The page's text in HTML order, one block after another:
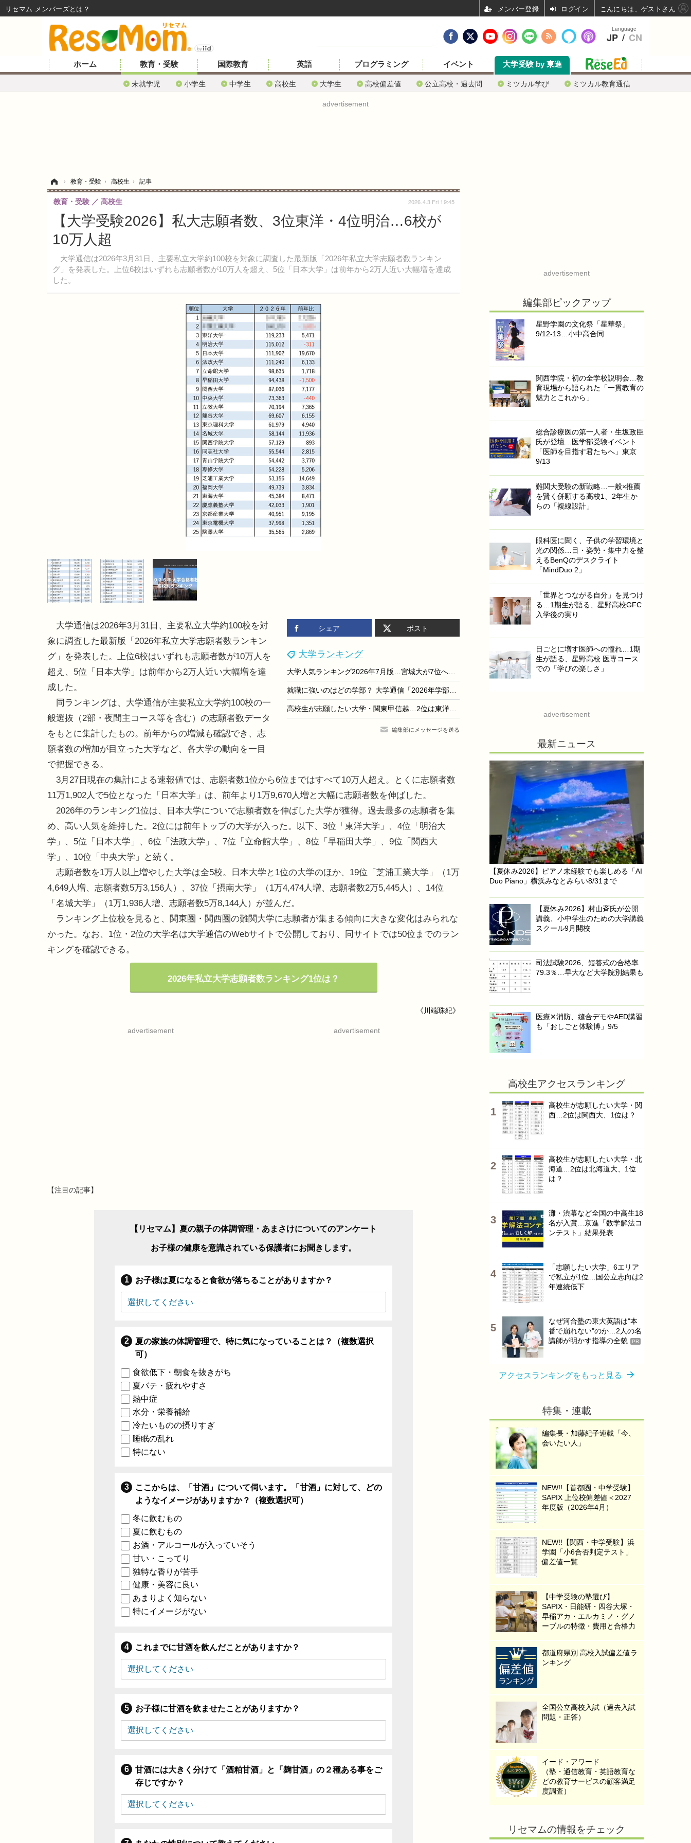
ホーム 教育・受験
未就学児 小学生 中学生 高校生 大学生 高校偏差値 公立高校・過去問 ミツカル学び ミツカル教育通信
国際教育 英語 プログラミング イベント 大学受験 by 東進
advertisement
› 教育・受験 › 高校生 › 記事
【大学受験2026】私大志願者数、3位東洋・4位明治…6校が
10万人超
大学通信は2026年3月31日、主要私立大学約100校を対象に調査した最新版「2026年私立大学志願者数ランキン
グ」を発表した。上位6校はいずれも志願者数が10万人を超え、5位「日本大学」は前年から2万人近い大幅増を達成
した。
教育・受験 高校生 2026.4.3 Fri 19:45
シェア ポスト
大学ランキング
大学人気ランキング2026年7月版…宮城大が7位へ上昇
就職に強いのはどの学部？ 大学通信「2026年学部系統別実就職ランキング」
高校生が志願したい大学・関東甲信越…2位は東洋大、1位は？
編集部にメッセージを送る
大学通信は2026年3月31日、主要私立大学約100校を対
象に調査した最新版「2026年私立大学志願者数ランキン
グ」を発表した。上位6校はいずれも志願者数が10万人を
超え、5位「日本大学」は前年から2万人近い大幅増を達
成した。
同ランキングは、大学通信が主要私立大学約100校の一
般選抜（2部・夜間主コース等を含む）の志願者数データ
をもとに集計したもの。前年からの増減も確認でき、志
願者数の増加が目立った大学など、各大学の動向を一目
で把握できる。
3月27日現在の集計による速報値では、志願者数1位から6位まではすべて10万人超え。とくに志願者数
11万1,902人で5位となった「日本大学」は、前年より1万9,670人増と大幅に志願者数を伸ばした。
2026年のランキング1位は、日本大学についで志願者数を伸ばした大学が獲得。過去最多の志願者を集
め、高い人気を維持した。2位には前年トップの大学が入った。以下、3位「東洋大学」、4位「明治大
学」、5位「日本大学」、6位「法政大学」、7位「立命館大学」、8位「早稲田大学」、9位「関西大
学」、10位「中央大学」と続く。
志願者数を1万人以上増やした大学は全5校。日本大学と1位の大学のほか、19位「芝浦工業大学」（1万
4,649人増、志願者数5万3,156人）、37位「摂南大学」（1万4,474人増、志願者数2万5,445人）、14位
「名城大学」（1万1,936人増、志願者数5万8,144人）が並んだ。
ランキング上位校を見ると、関東圏・関西圏の難関大学に志願者が集まる傾向に大きな変化はみられな
かった。なお、1位・2位の大学名は大学通信のWebサイトで公開しており、同サイトでは50位までのラン
キングを確認できる。
2026年私立大学志願者数ランキング1位は？
《川端珠紀》
advertisement advertisement
【注目の記事】
【リセマム】夏の親子の体調管理・あまさけについてのアンケート
お子様の健康を意識されている保護者にお聞きします。
お子様は夏になると食欲が落ちることがありますか？
夏の家族の体調管理で、特に気になっていることは？（複数選択
可）
食欲低下・朝食を抜きがち
夏バテ・疲れやすさ
熱中症
水分・栄養補給
冷たいものの摂りすぎ
睡眠の乱れ
特にない
ここからは、「甘酒」について伺います。「甘酒」に対して、どの
ようなイメージがありますか？（複数選択可）
冬に飲むもの
夏に飲むもの
お酒・アルコールが入っていそう
甘い・こってり
独特な香りが苦手
健康・美容に良い
あまりよく知らない
特にイメージがない
これまでに甘酒を飲んだことがありますか？
お子様に甘酒を飲ませたことがありますか？
甘酒には大きく分けて「酒粕甘酒」と「麹甘酒」の２種ある事をご
存じですか？
advertisement
編集部ピックアップ
星野学園の文化祭「星華祭」
9/12-13…小中高合同
関西学院・初の全学校説明会…教
育現場から語られた「一貫教育の
魅力とこれから」
総合診療医の第一人者・生坂政臣
氏が登壇…医学部受験イベント
「医師を目指す君たちへ」東京
9/13
難関大受験の新戦略…一般×推薦
を賢く併願する高校1、2年生か
らの「複線設計」
眼科医に聞く、子供の学習環境と
光の関係…目・姿勢・集中力を整
えるBenQのデスクライト
「MindDuo 2」
「世界とつながる自分」を見つけ
る…1期生が語る、星野高校GFC
入学後の実り
日ごとに増す医師への憧れ…1期
生が語る、星野高校 医専コース
での「学びの楽しさ」
advertisement
最新ニュース
【夏休み2026】ピアノ未経験でも楽しめる「AI
Duo Piano」横浜みなとみらい8/31まで
【夏休み2026】村山斉氏が公開
講義、小中学生のための大学講義
スクール9月開校
司法試験2026、短答式の合格率
79.3％…早大など大学院別結果も
医療✕消防、縫合デモやAED講習
も「おしごと体験博」9/5
高校生アクセスランキング
高校生が志願したい大学・関
西…2位は関西大、1位は？
高校生が志願したい大学・北
海道…2位は北海道大、1位
は？
灘・渋幕など全国の中高生18
名が入賞…京進「数学解法コ
ンテスト」結果発表
「志願したい大学」6エリア
で私立が1位…国公立志向は2
年連続低下
なぜ河合塾の東大英語は"本
番で崩れない"のか…2人の名
講師が明かす指導の全貌
PR
アクセスランキングをもっと見る
特集・連載
編集長・加藤紀子連載「今、
会いたい人」
NEW!!【首都圏・中学受験】
SAPIX 上位校偏差値＜2027
年度版（2026年4月）
NEW!!【関西・中学受験】浜
学園「小6合否判定テスト」
偏差値一覧
【中学受験の塾選び】
SAPIX・日能研・四谷大塚・
早稲アカ・エルカミノ・グノ
ーブルの特徴・費用と合格力
都道府県別 高校入試偏差値ラ
ンキング
全国公立高校入試（過去入試
問題・正答）
イード・アワード
（塾・通信教育・英語教育な
どの教育サービスの顧客満足
度調査）
リセマムの情報をチェック
Language
JP / CN
リセマム メンバーズ ログイン こんにちは、ゲストさん